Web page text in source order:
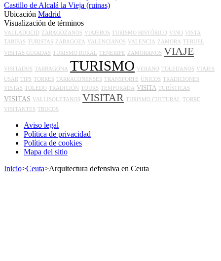
Castillo de Alcalá la Vieja (ruinas)
Ubicación Madrid
Visualización de términos
VALLADOLID ZARAGOZANOS VIAJEROS TURISMO HISTÓRICO VINO VISTA
TARIFAS TURISTAS ZARAGOZA VALENCIANOS VALENCIA ZAMORA TERUEL
VISITAS GUIADAS TURISMO RURAL TENERIFE ZAMORANOS VIAJE
VISITADOS TARRAGONA TURISMO VERANO TOLEDANOS VIAJES
USAR TIPS TORRES TARRACONENSES TRANSPORTE ÚNICOS TRADICIONES
VISTAS TOLEDO TRADICIÓN TOURS TEMPORADA VISITA TURÍSTICAS
VISITAS VALLISOLETANOS VISITAR TURISMO CULTURAL
TORRE
VISITANTES TRUCOS
Aviso legal
Política de privacidad
Política de cookies
Mapa del sitio
Inicio>Ceuta>Arquitectura defensiva en Ceuta